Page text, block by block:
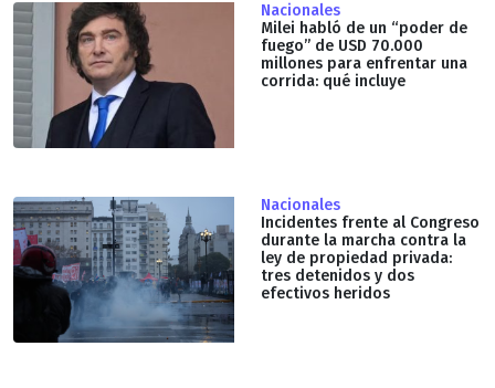
Nacionales
Milei habló de un “poder de
fuego” de USD 70.000
millones para enfrentar una
corrida: qué incluye
Nacionales
Incidentes frente al Congreso
durante la marcha contra la
ley de propiedad privada:
tres detenidos y dos
efectivos heridos